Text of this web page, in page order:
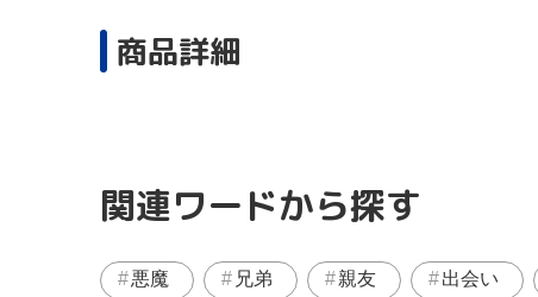
商品詳細
関連ワードから探す
悪魔 兄弟 親友 出会い